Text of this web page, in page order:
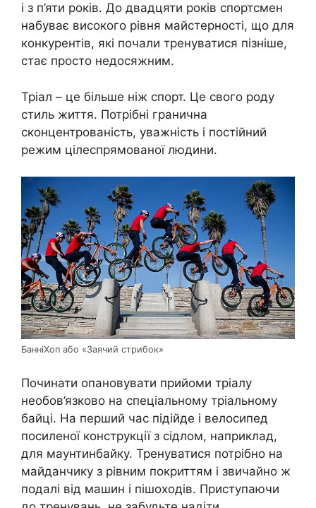
і з п’яти років. До двадцяти років спортсмен
набуває високого рівня майстерності, що для
конкурентів, які почали тренуватися пізніше,
стає просто недосяжним.
Тріал – це більше ніж спорт. Це свого роду
стиль життя. Потрібні гранична
сконцентрованість, уважність і постійний
режим цілеспрямованої людини.
БанніХоп або «Заячий стрибок»
Починати опановувати прийоми тріалу
необов’язково на спеціальному тріальному
байці. На перший час підійде і велосипед
посиленої конструкції з сідлом, наприклад,
для маунтинбайку. Тренуватися потрібно на
майданчику з рівним покриттям і звичайно ж
подалі від машин і пішоходів. Приступаючи